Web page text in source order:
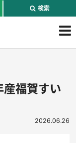
検索
福賀すい
2026.06.26